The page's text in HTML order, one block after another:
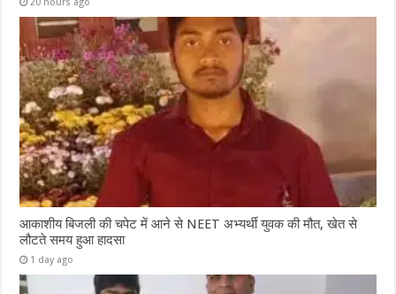
आकाशीय बिजली की चपेट में आने से NEET अभ्यर्थी युवक की मौत, खेत से
लौटते समय हुआ हादसा
1 day ago